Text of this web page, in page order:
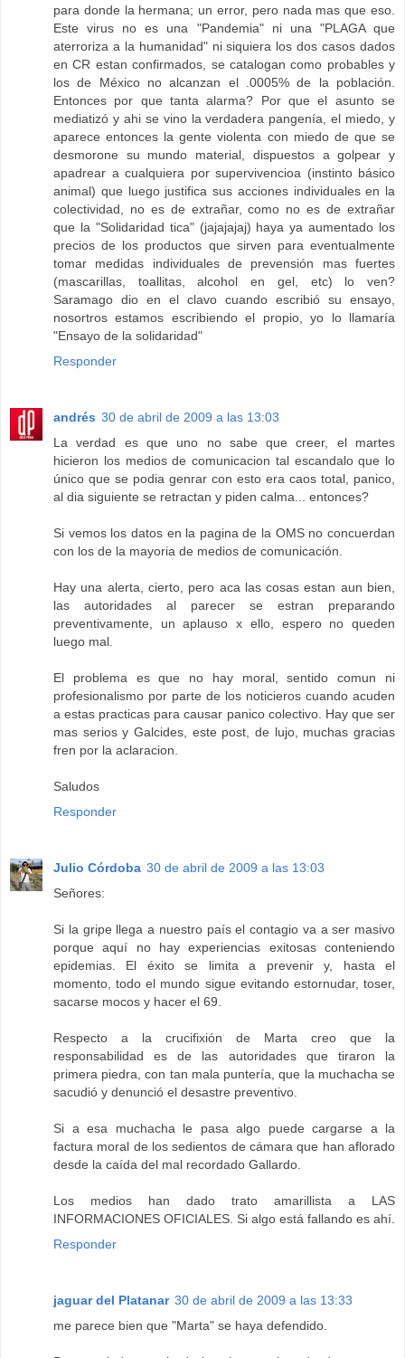
para donde la hermana; un error, pero nada mas que eso.
Este virus no es una "Pandemia" ni una "PLAGA que
aterroriza a la humanidad" ni siquiera los dos casos dados
en CR estan confirmados, se catalogan como probables y
los de México no alcanzan el .0005% de la población.
Entonces por que tanta alarma? Por que el asunto se
mediatizó y ahi se vino la verdadera pangenía, el miedo, y
aparece entonces la gente violenta con miedo de que se
desmorone su mundo material, dispuestos a golpear y
apadrear a cualquiera por supervivencioa (instinto básico
animal) que luego justifica sus acciones individuales en la
colectividad, no es de extrañar, como no es de extrañar
que la "Solidaridad tica" (jajajajaj) haya ya aumentado los
precios de los productos que sirven para eventualmente
tomar medidas individuales de prevensión mas fuertes
(mascarillas, toallitas, alcohol en gel, etc) lo ven?
Saramago dio en el clavo cuando escribió su ensayo,
nosortros estamos escribiendo el propio, yo lo llamaría
"Ensayo de la solidaridad"
Responder
andrés 30 de abril de 2009 a las 13:03
La verdad es que uno no sabe que creer, el martes
hicieron los medios de comunicacion tal escandalo que lo
único que se podia genrar con esto era caos total, panico,
al dia siguiente se retractan y piden calma... entonces?
Si vemos los datos en la pagina de la OMS no concuerdan
con los de la mayoria de medios de comunicación.
Hay una alerta, cierto, pero aca las cosas estan aun bien,
las autoridades al parecer se estran preparando
preventivamente, un aplauso x ello, espero no queden
luego mal.
El problema es que no hay moral, sentido comun ni
profesionalismo por parte de los noticieros cuando acuden
a estas practicas para causar panico colectivo. Hay que ser
mas serios y Galcides, este post, de lujo, muchas gracias
fren por la aclaracion.
Saludos
Responder
Julio Córdoba 30 de abril de 2009 a las 13:03
Señores:
Si la gripe llega a nuestro país el contagio va a ser masivo
porque aquí no hay experiencias exitosas conteniendo
epidemias. El éxito se limita a prevenir y, hasta el
momento, todo el mundo sigue evitando estornudar, toser,
sacarse mocos y hacer el 69.
Respecto a la crucifixión de Marta creo que la
responsabilidad es de las autoridades que tiraron la
primera piedra, con tan mala puntería, que la muchacha se
sacudió y denunció el desastre preventivo.
Si a esa muchacha le pasa algo puede cargarse a la
factura moral de los sedientos de cámara que han aflorado
desde la caída del mal recordado Gallardo.
Los medios han dado trato amarillista a LAS
INFORMACIONES OFICIALES. Si algo está fallando es ahí.
Responder
jaguar del Platanar 30 de abril de 2009 a las 13:33
me parece bien que "Marta" se haya defendido.